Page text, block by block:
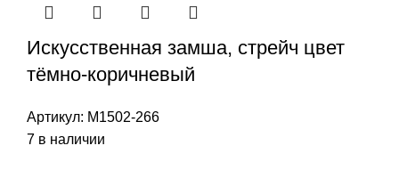
Искусственная замша, стрейч цвет
тёмно-коричневый
Артикул: М1502-266
7 в наличии